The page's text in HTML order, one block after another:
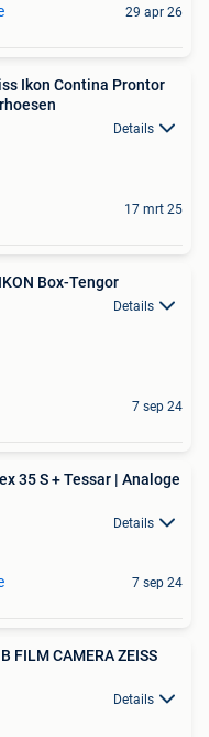
29 apr 26
Ikon Contina Prontor
Details
17 mrt 25
Box-Tengor
Details
7 sep 24
35 S + Tessar | Analoge
Details
7 sep 24
FILM CAMERA ZEISS
Details